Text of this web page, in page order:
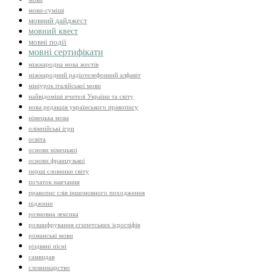
мови-суміші
мовний дайджест
мовний квест
мовні події
мовні сертифікати
міжнародна мова жестів
міжнародний радіотелефонний алфавіт
мініурок італійської мови
найвідоміші вчителі України та світу
нова редакція українського правопису
німецька мова
олімпійські ігри
освіта
основи німецької
основи французької
перші словники світу
початок навчання
правопис слів іншомовного походження
піджини
розмовна лексика
розшифрування єгипетських ієрогліфів
романські мови
різдвяні пісні
самвидав
словникарство